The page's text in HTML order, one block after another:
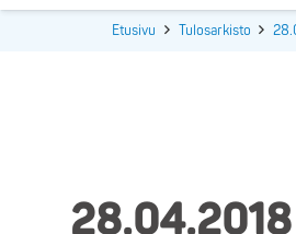
Etusivu Tulosarkisto
28.04.2018